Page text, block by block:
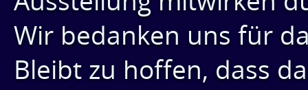
Wir bedanken uns für
Bleibt zu hoffen, dass